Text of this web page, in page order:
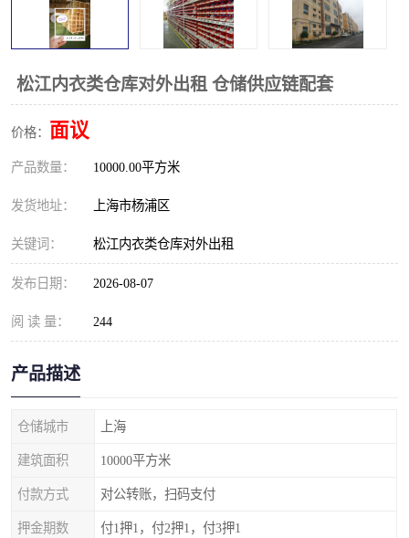
松江内衣类仓库对外出租 仓储供应链配套
价格： 面议
产品数量： 10000.00平方米
发货地址： 上海市杨浦区
关键词： 松江内衣类仓库对外出租
发布日期： 2026-08-07
阅 读 量： 244
产品描述
仓储城市 上海
建筑面积 10000平方米
付款方式 对公转账，扫码支付
押金期数 付1押1，付2押1，付3押1